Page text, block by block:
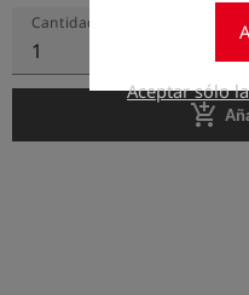
Aceptar sólo
Cantidad
1
add_shopping_cart